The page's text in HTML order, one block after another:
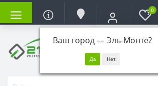
Ваш город —Эль-Монте?
Войдите,
0